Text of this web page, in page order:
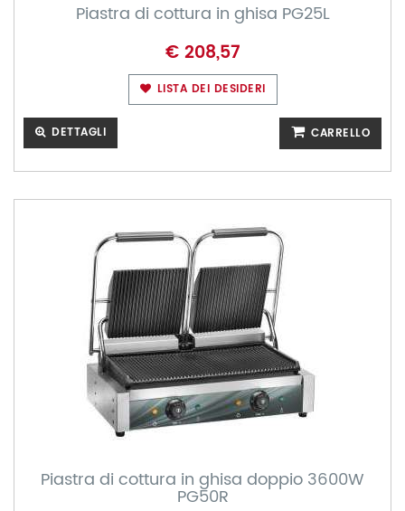
Piastra di cottura in ghisa PG25L
€ 208,57
LISTA DEI DESIDERI
DETTAGLI CARRELLO
Piastra di cottura in ghisa doppio 3600W
PG50R